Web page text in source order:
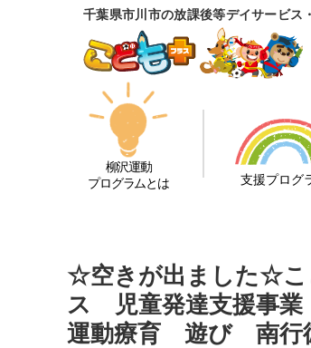
千葉県市川市の放課後等デイサービス
柳沢運動
プログラムとは
支援プログ
☆空きが出ました☆こ
ス 児童発達支援事
運動療育 遊び 南